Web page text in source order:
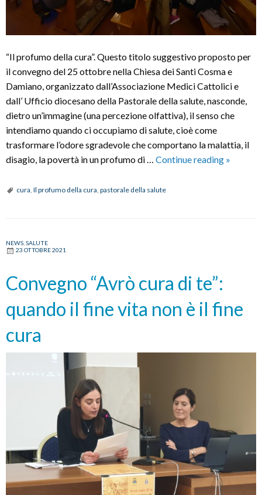
“Il profumo della cura”. Questo titolo suggestivo proposto per
il convegno del 25 ottobre nella Chiesa dei Santi Cosma e
Damiano, organizzato dall’Associazione Medici Cattolici e
dall’ Ufficio diocesano della Pastorale della salute, nasconde,
dietro un’immagine (una percezione olfattiva), il senso che
intendiamo quando ci occupiamo di salute, cioè come
trasformare l’odore sgradevole che comportano la malattia, il
disagio, la povertà in un profumo di … Continue reading »
cura, Il profumo della cura, pastorale della salute
NEWS,SALUTE
23 OTTOBRE 2021
Convegno “Avrò cura di te”:
quando il fine vita non è il fine
cura